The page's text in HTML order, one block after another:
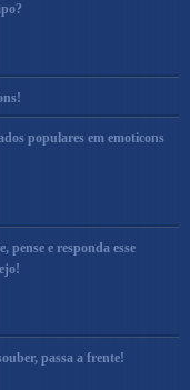
populares em emoticons
pense e responda esse
passa a frente!